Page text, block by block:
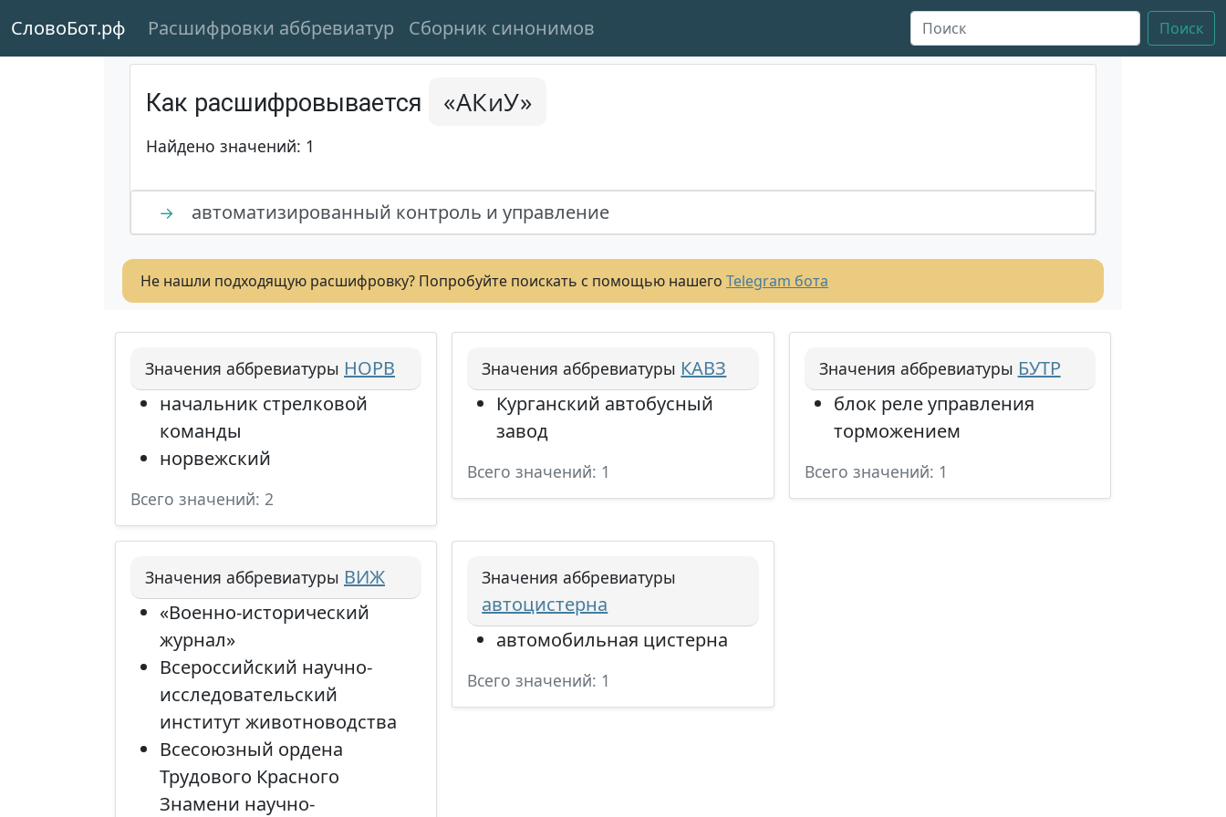
СловоБот.рф Расшифровки аббревиатур Сборник синонимов Поиск
Как расшифровывается «АКиУ»
Найдено значений: 1
→ автоматизированный контроль и управление
Не нашли подходящую расшифровку? Попробуйте поискать с помощью нашего Telegram бота
Значения аббревиатуры НОРВ
начальник стрелковой
команды
норвежский
Всего значений: 2
Значения аббревиатуры КАВЗ
Курганский автобусный
завод
Всего значений: 1
Значения аббревиатуры БУТР
блок реле управления
торможением
Всего значений: 1
Значения аббревиатуры ВИЖ
«Военно-исторический
журнал»
Всероссийский научно-
исследовательский
институт животноводства
Всесоюзный ордена
Трудового Красного
Знамени научно-
Значения аббревиатуры
автоцистерна
автомобильная цистерна
Всего значений: 1